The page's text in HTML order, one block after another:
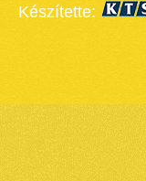
Készítette: